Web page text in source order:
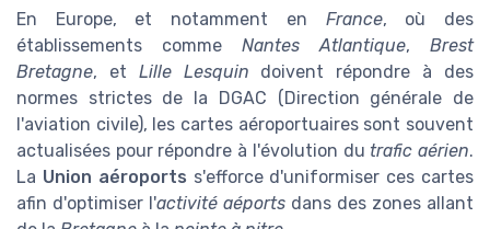
En Europe, et notamment en France, où des
établissements comme Nantes Atlantique, Brest
Bretagne, et Lille Lesquin doivent répondre à des
normes strictes de la DGAC (Direction générale de
l'aviation civile), les cartes aéroportuaires sont souvent
actualisées pour répondre à l'évolution du trafic aérien.
La Union aéroports s'efforce d'uniformiser ces cartes
afin d'optimiser l'activité aéports dans des zones allant